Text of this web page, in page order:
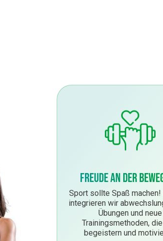
Freude an der
Sport sollte Spaß machen!
integrieren wir
Übungen und neue
Trainingsmethoden,
begeistern und